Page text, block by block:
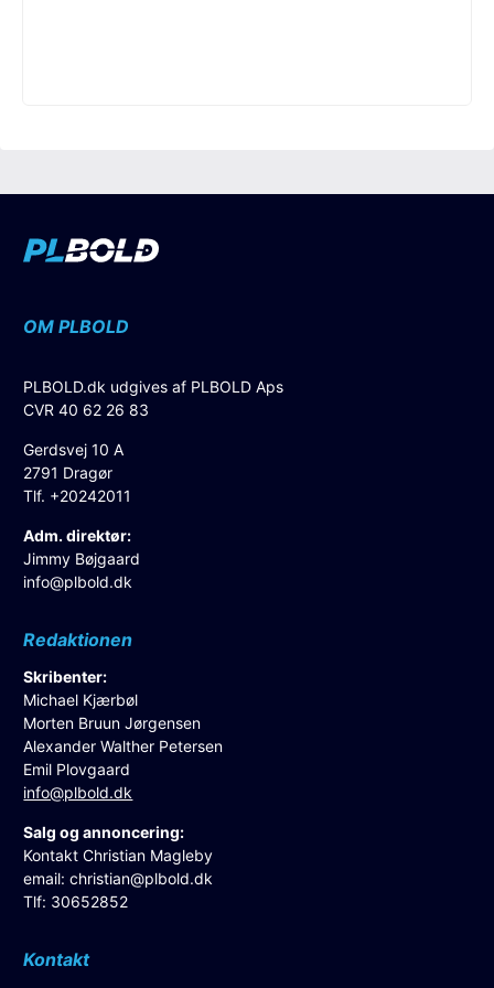
OM PLBOLD
PLBOLD.dk udgives af PLBOLD Aps
CVR 40 62 26 83
Gerdsvej 10 A
2791 Dragør
Tlf. +20242011
Adm. direktør:
Jimmy Bøjgaard
info@plbold.dk
Redaktionen
Skribenter:
Michael Kjærbøl
Morten Bruun Jørgensen
Alexander Walther Petersen
Emil Plovgaard
info@plbold.dk
Salg og annoncering:
Kontakt Christian Magleby
email:christian@plbold.dk
Tlf: 30652852
Kontakt